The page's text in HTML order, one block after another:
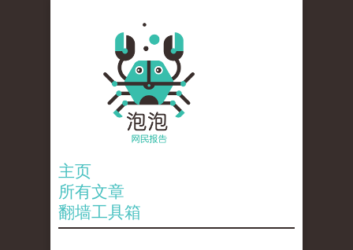
主页
所有文章
翻墙工具箱